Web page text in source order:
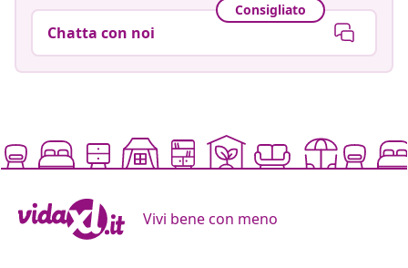
Consigliato
Chatta con noi
Vivi bene con meno